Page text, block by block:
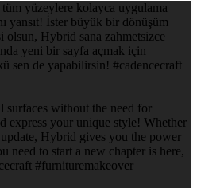
yüzeylere kolayca uygulama
yansıt! İster büyük bir dönüşüm
Hybrid sana zahmetsizce
yeni bir sayfa açmak için
sen de yapabilirsin! #cadencecraft
without the need for
express your unique style! Whether
Hybrid gives you the power
need to start a new chapter is here,
#furnituremakeover